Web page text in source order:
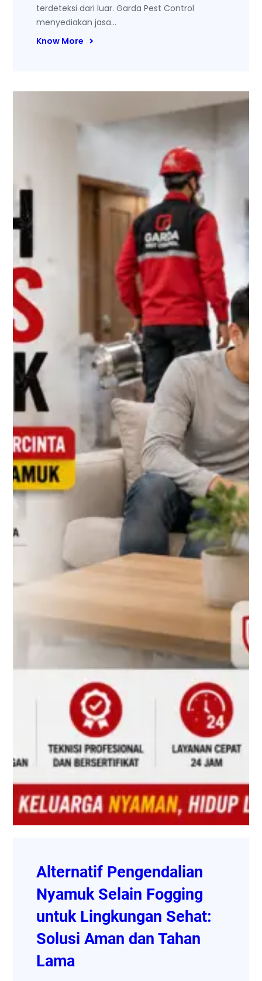
terdeteksi dari luar. Garda Pest Control
menyediakan jasa…
Know More
Alternatif Pengendalian
Nyamuk Selain Fogging
untuk Lingkungan Sehat:
Solusi Aman dan Tahan
Lama